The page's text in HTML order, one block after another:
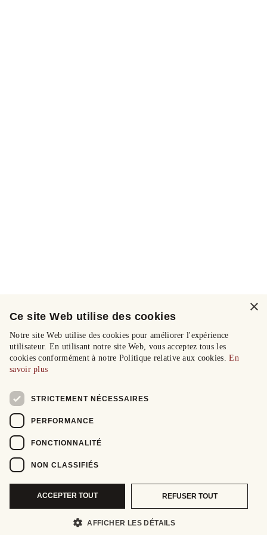
×
Ce site Web utilise des cookies
Notre site Web utilise des cookies pour améliorer l'expérience
utilisateur. En utilisant notre site Web, vous acceptez tous les
cookies conformément à notre Politique relative aux cookies.En
savoir plus
STRICTEMENT NÉCESSAIRES
PERFORMANCE
FONCTIONNALITÉ
NON CLASSIFIÉS
ACCEPTER TOUT REFUSER TOUT
AFFICHER LES DÉTAILS